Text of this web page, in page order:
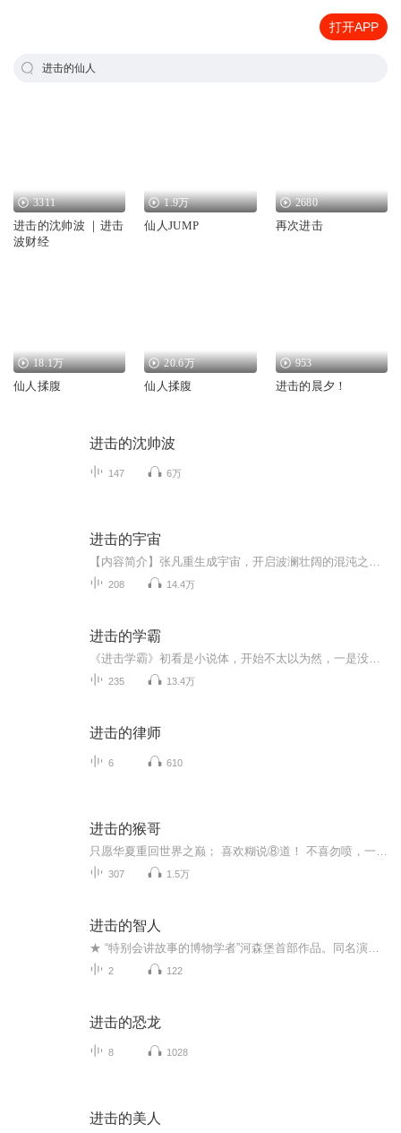
打开APP
进击的仙人
3311
进击的沈帅波 ｜进击
波财经
1.9万
仙人JUMP
2680
再次进击
18.1万
仙人揉腹
20.6万
仙人揉腹
953
进击的晨夕！
进击的沈帅波
147 6万
进击的宇宙
208 14.4万
进击的学霸
235 13.4万
进击的律师
6 610
进击的猴哥
307 1.5万
进击的智人
2 122
进击的恐龙
8 1028
进击的美人